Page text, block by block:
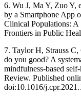
6. Wu J, Ma Y, Zuo Y,
by a Smartphone App
Clinical Populations: A
Frontiers in Public
7. Taylor H, Strauss
do you good? A
mindfulness-based
Review. Published
doi:10.1016/